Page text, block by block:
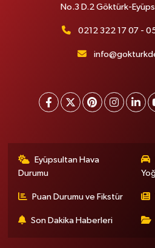
No.3 D.2 Göktürk-
0212 322 17 07 -
Eyüpsultan Hava
Durumu
Puan Durumu ve Fikstür
Son Dakika Haberleri